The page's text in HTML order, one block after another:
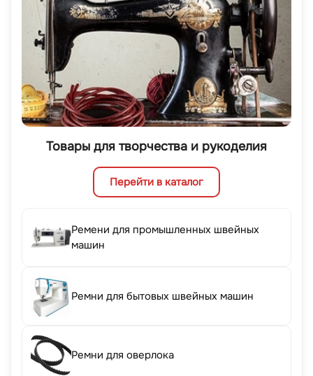
Товары для творчества и рукоделия
Перейти в каталог
Ремени для промышленных швейных
машин
Ремни для бытовых швейных машин
Ремни для оверлока